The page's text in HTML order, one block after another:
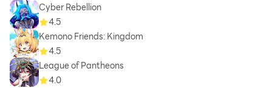
Cyber Rebellion
4.5
Kemono Friends: Kingdom
4.5
League of Pantheons
4.0